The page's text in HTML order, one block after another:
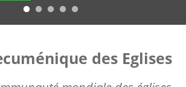
des Eglises